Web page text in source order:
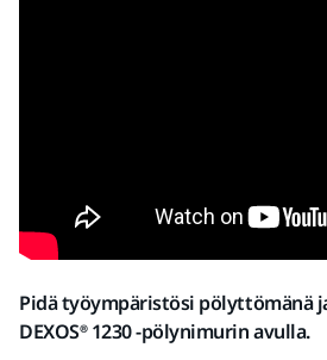
Pidä työympäristösi pölyttömänä
DEXOS® 1230 -pölynimurin avulla.